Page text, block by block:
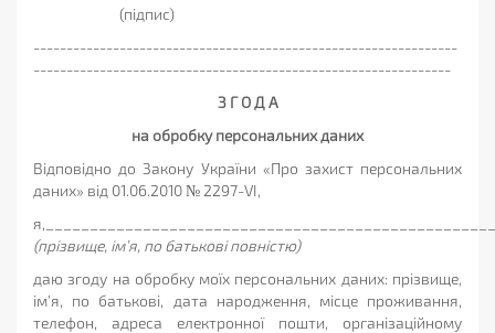
(підпис)
----------------------------------------------------------------
---------------------------------------------------------------
З Г О Д А
на обробку персональних даних
Відповідно до Закону України «Про захист персональних
даних» від 01.06.2010 № 2297-VІ,
(прізвище, ім’я, по батькові повністю)
даю згоду на обробку моїх персональних даних: прізвище,
ім’я, по батькові, дата народження, місце проживання,
телефон, адреса електронної пошти, організаційному